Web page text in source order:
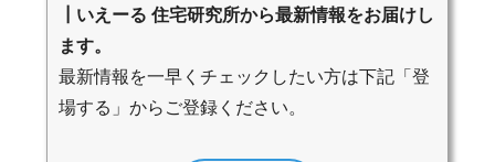
┃いえーる 住宅研究所から最新情報をお届けし
ます。
最新情報を一早くチェックしたい方は下記「登
場する」からご登録ください。